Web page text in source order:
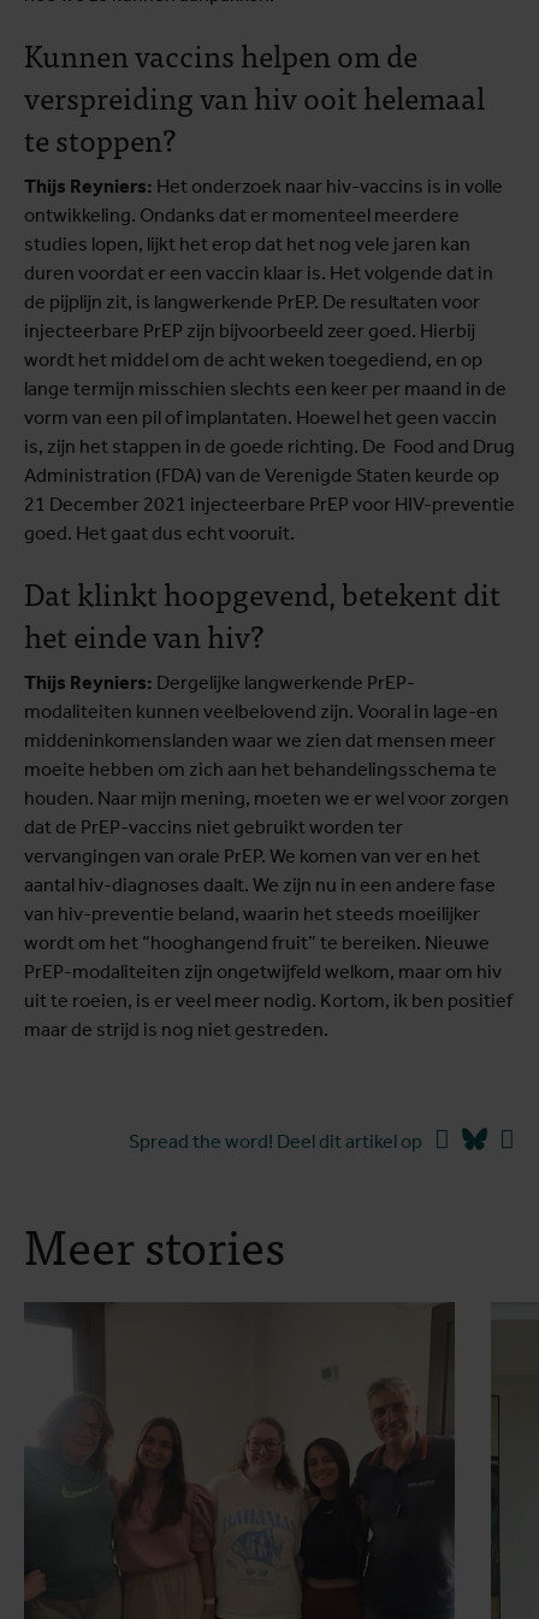
Kunnen vaccins helpen om de
verspreiding van hiv ooit helemaal
te stoppen?
Thijs Reyniers: Het onderzoek naar hiv-vaccins is in volle
ontwikkeling. Ondanks dat er momenteel meerdere
studies lopen, lijkt het erop dat het nog vele jaren kan
duren voordat er een vaccin klaar is. Het volgende dat in
de pijplijn zit, is langwerkende PrEP. De resultaten voor
injecteerbare PrEP zijn bijvoorbeeld zeer goed. Hierbij
wordt het middel om de acht weken toegediend, en op
lange termijn misschien slechts een keer per maand in de
vorm van een pil of implantaten. Hoewel het geen vaccin
is, zijn het stappen in de goede richting. De Food and Drug
Administration (FDA) van de Verenigde Staten keurde op
21 December 2021 injecteerbare PrEP voor HIV-preventie
goed. Het gaat dus echt vooruit.
Dat klinkt hoopgevend, betekent dit
het einde van hiv?
Thijs Reyniers: Dergelijke langwerkende PrEP-
modaliteiten kunnen veelbelovend zijn. Vooral in lage-en
middeninkomenslanden waar we zien dat mensen meer
moeite hebben om zich aan het behandelingsschema te
houden. Naar mijn mening, moeten we er wel voor zorgen
dat de PrEP-vaccins niet gebruikt worden ter
vervangingen van orale PrEP. We komen van ver en het
aantal hiv-diagnoses daalt. We zijn nu in een andere fase
van hiv-preventie beland, waarin het steeds moeilijker
wordt om het “hooghangend fruit” te bereiken. Nieuwe
PrEP-modaliteiten zijn ongetwijfeld welkom, maar om hiv
uit te roeien, is er veel meer nodig. Kortom, ik ben positief
maar de strijd is nog niet gestreden.
Spread the word! Deel dit artikel op Facebook
Meer stories